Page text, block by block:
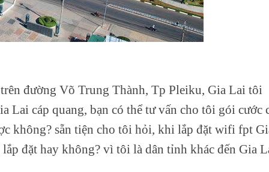
đường Võ Trung Thành, Tp Pleiku, Gia Lai tôi
Lai cáp quang, bạn có thể tư vấn cho tôi gói cước
không? sẵn tiện cho tôi hỏi, khi lắp đặt wifi fpt
đặt hay không? vì tôi là dân tỉnh khác đến Gia